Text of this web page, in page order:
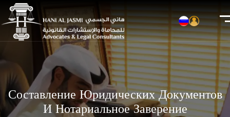
Составление Юридических Документов
И Нотариальное Заверение